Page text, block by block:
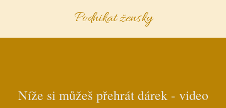
Podnikat žensky
Níže si můžeš přehrát dárek - video